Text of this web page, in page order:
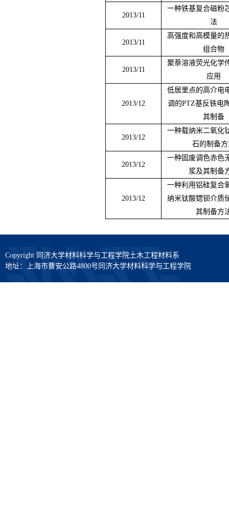
2013/11
一种铁基复合磁粉
法
2013/11
高强度和高模量的
组合物
2013/11
聚萘溶液荧光化学
应用
2013/12
低居里点的高介电
调的PTZ基反铁电
其制备
2013/12
一种载纳米二氧化
石的制备
2013/12
一种固废调色赤色
浆及其制备
2013/12
一种利用铝硅复合
纳米钛酸锶钡介质
其制备方
Copyright 同济大学材料科学与工程学院土木工程材料系
地址：上海市曹安公路4800号同济大学材料科学与工程学院